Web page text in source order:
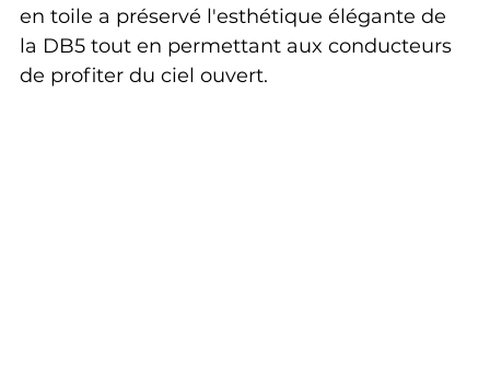
en toile a préservé l'esthétique élégante de
la DB5 tout en permettant aux conducteurs
de profiter du ciel ouvert.